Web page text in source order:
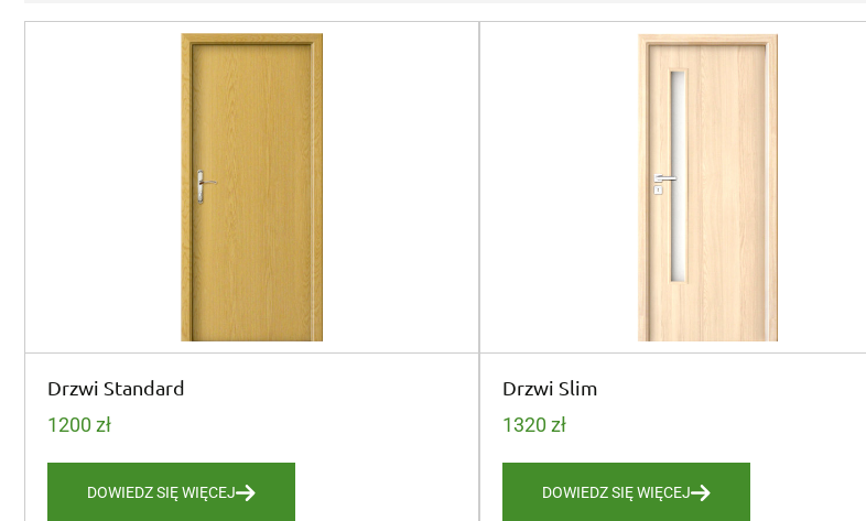
Drzwi Standard
1200 zł
DOWIEDZ SIĘ WIĘCEJ
Drzwi Slim
1320zł
DOWIEDZ SIĘ WIĘCEJ